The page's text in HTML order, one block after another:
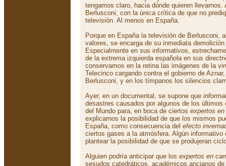
tengamos claro, hacia dónde quieren
Berlusconi, con la única crítica de que no
televisión. Al menos en España.
Porque en España la televisión de Berlusconi,
valores, se encarga de su inmediata
Especialmente en sus informativos,
de la extrema izquierda española en sus
conservamos en la retina las imágenes de la
Telecinco cargando contra el gobierno de
Berlusconi, y en los tímpanos los silencios
Ayer, en un documental, se supone que
desastres causados por algunos de los
del Mundo para, en boca de ciertos expertos
explicarnos la posibilidad de que los mismos
España, como consecuencia del efecto
ciertos gases a la atmósfera. Algún informativo
plantear la posibilidad de que se produjeran
Alguien podría anticipar que los expertos en
sesudos catedráticos, académicos ancianos